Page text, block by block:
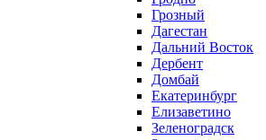
Грозный
Дагестан
Дальний Восток
Дербент
Домбай
Екатеринбург
Елизаветино
Зеленоградск